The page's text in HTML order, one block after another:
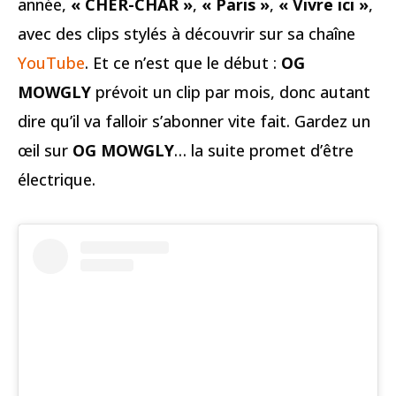
avec des clips stylés à découvrir sur sa chaîne
YouTube. Et ce n’est que le début : OG
MOWGLY prévoit un clip par mois, donc autant
dire qu’il va falloir s’abonner vite fait. Gardez un
œil sur OG MOWGLY… la suite promet d’être
électrique.